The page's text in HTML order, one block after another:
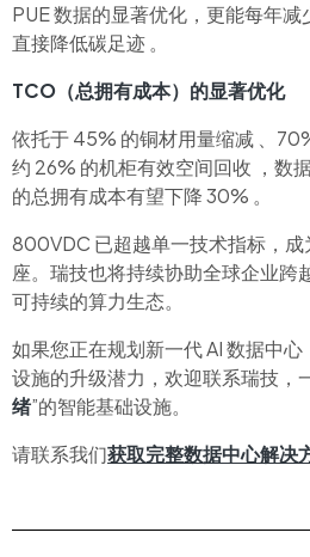
PUE 数据的显著优化，更能每年减
直接降低碳足迹 。
TCO（总拥有成本）的显著优化
依托于 45% 的铜材用量缩减 、
约 26% 的机柜有效空间回收 ，数
的总拥有成本有望下降 30% 。
800VDC 已超越单一技术指标，成
座。瑞技也将持续协助全球企业跨
可持续的算力生态。
如果您正在规划新一代 AI 数据中
设施的升级潜力，欢迎联系瑞技，
绪”的智能基础设施。
请联系我们获取完整数据中心解决